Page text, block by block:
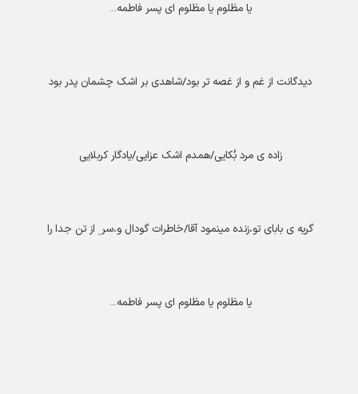
یا مظلوم یا مظلوم ای پسر فاطمه...
دیدگانت از غم و از غصه تر بود/شاهدی بر اشک چشمان پدر بود
زاده ی مرد بُکایی/همدم اشک عزایی/یادگار کربلایی
گریه ی بابای تو،زنده مینمود آقا/خاطرات گودال و،سر ِ از تن جدا را
یا مظلوم یا مظلوم ای پسر فاطمه...